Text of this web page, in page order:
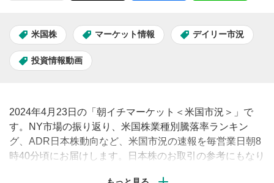
米国株 マーケット情報 デイリー市況
投資情報動画
2024年4月23日の「朝イチマーケット＜米国市況＞」で
す。NY市場の振り返り、米国株業種別騰落率ランキン
グ、ADR日本株動向など、米国市況の速報を毎営業日朝8
時40分頃にお届けします。日本株のお取引の参考にもなり